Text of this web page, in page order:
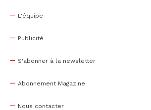
L'équipe
Publicité
S'abonner à la newsletter
Abonnement Magazine
Nous contacter